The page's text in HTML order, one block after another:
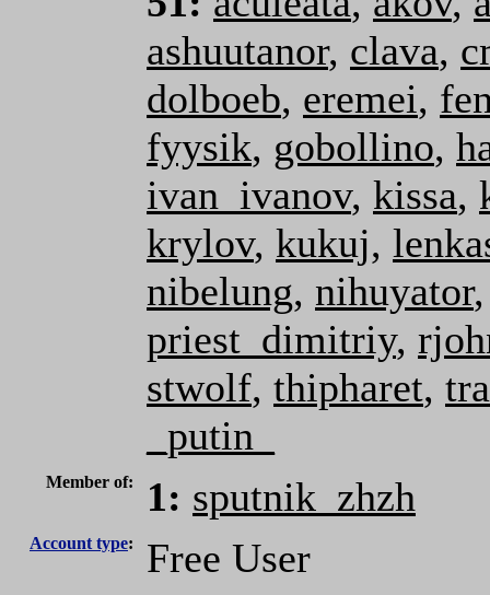
ashuutanor, clava,
dolboeb, eremei,
fyysik, gobollino,
ivan_ivanov, kissa,
krylov, kukuj,
nibelung, nihuyator
priest_dimitriy,
stwolf, thipharet,
_putin_
Member of: 1: sputnik_zhzh
Account type: Free User